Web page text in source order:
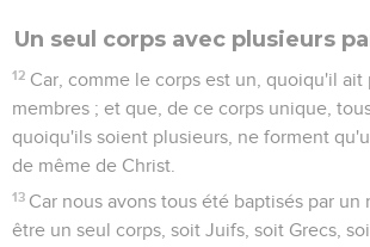
Un seul corps avec plusieurs
12 Car, comme le corps est un, quoiqu'il ait
membres ; et que, de ce corps unique,
quoiqu'ils soient plusieurs, ne forment
de même de Christ.
13 Car nous avons tous été baptisés par un
être un seul corps, soit Juifs, soit Grecs,